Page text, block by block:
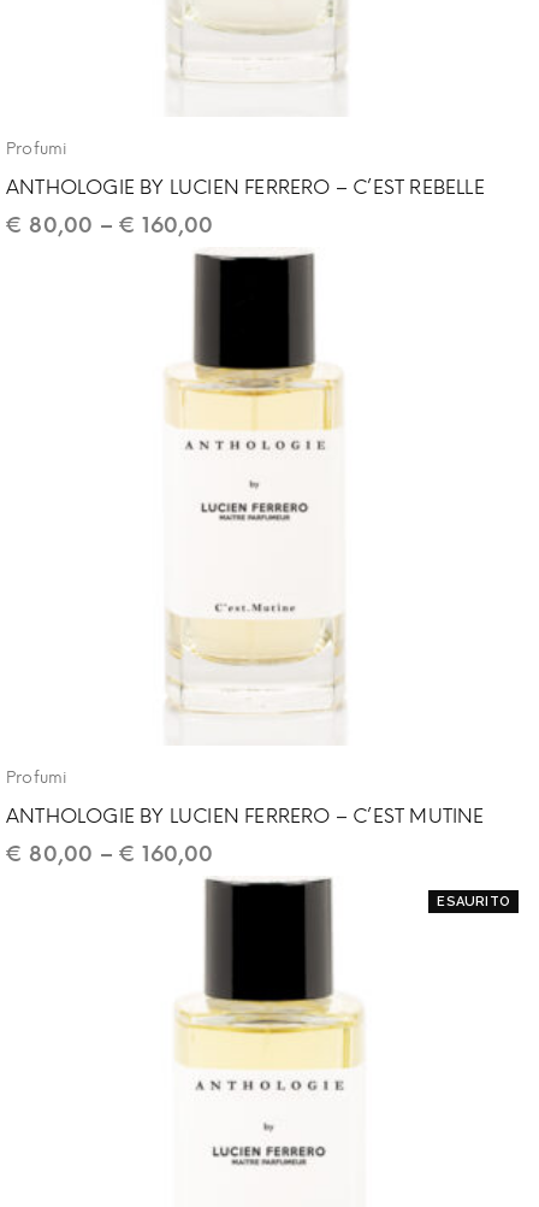
Profumi
ANTHOLOGIE BY LUCIEN FERRERO – C’EST REBELLE
€ 80,00 –€ 160,00
Profumi
ANTHOLOGIE BY LUCIEN FERRERO – C’EST MUTINE
€ 80,00 –€ 160,00
ESAURITO